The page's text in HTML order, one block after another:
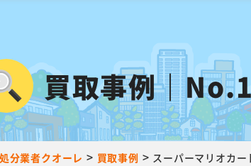
買取事例｜
分業者クオーレ > 買取事例 > スーパーマリオカ